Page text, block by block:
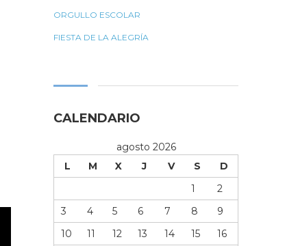
ORGULLO ESCOLAR
FIESTA DE LA ALEGRÍA
CALENDARIO
agosto 2026
L
M X J V S
D
1
2
3
4 5 6 7 8
9
10
11 12 13 14 15
16